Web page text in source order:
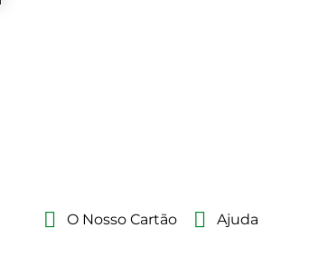
O Nosso Cartão Ajuda